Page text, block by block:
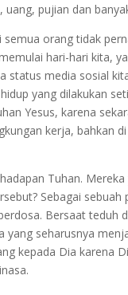
pujian dan
orang tidak
hari-hari kita,
status media sosial
yang dilakukan
Yesus, karena
kerja,
Tuhan.
Sebagai
Bersaat teduh
seharusnya
kepada Dia karena